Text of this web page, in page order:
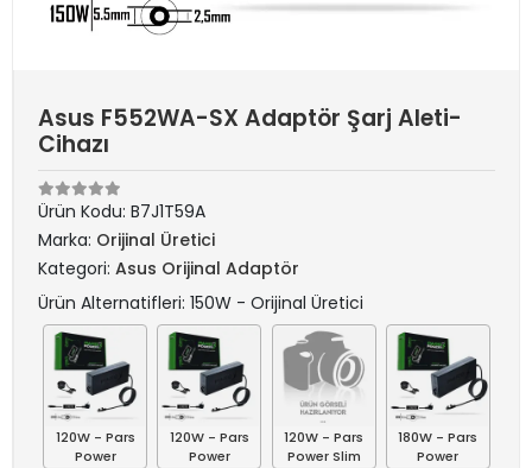
Asus F552WA-SX Adaptör Şarj Aleti-
Cihazı
Ürün Kodu: B7J1T59A
Marka: Orijinal Üretici
Kategori: Asus Orijinal Adaptör
Ürün Alternatifleri: 150W - Orijinal Üretici
120W - Pars
Power
120W - Pars
Power
120W - Pars
Power Slim
180W - Pars
Power